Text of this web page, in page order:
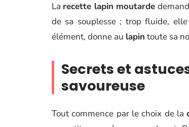
La recette lapin moutarde
de sa souplesse ; trop fluide,
élément, donne au lapin toute sa
Secrets et
savoureuse
Tout commence par le choix de la